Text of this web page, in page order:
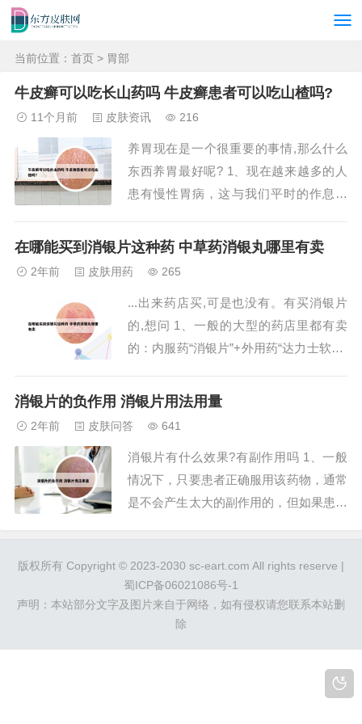
当前位置： 首页 > 胃部
牛皮癣可以吃长山药吗 牛皮癣患者可以吃山楂吗?
11个月前 皮肤资讯 216
养胃现在是一个很重要的事情,那么什么
东西养胃最好呢? 1、现在越来越多的人
患有慢性胃病，这与我们平时的作息时
系。我们都知道关于胃病的治疗是三分治
呢？下面小编盘点了日常养胃的10种食物
推荐，朋友们...
在哪能买到消银片这种药 中草药消银丸哪里有卖
2年前 皮肤用药 265
...出来药店买,可是也没有。有买消银片
的,想问 1、一般的大型的药店里都有卖
的：内服药“消银片”+外用药“达力士软膏”
用药，抹的外用药需要带上手套，不要把
种，一种是头上，脸上用的，一种是身
上...
消银片的负作用 消银片用法用量
2年前 皮肤问答 641
消银片有什么效果?有副作用吗 1、一般
情况下，只要患者正确服用该药物，通常
是不会产生太大的副作用的，但如果患者
痛，腹泻，皮肤瘙痒，红疹等症状，建议
患者停止用药，并及时就医。2、消银片
版权所有 Copyright © 2023-2030 sc-eart.com All rights reserve |
蜀ICP备06021086号-1
声明：本站部分文字及图片来自于网络，如有侵权请您联系本站删
除